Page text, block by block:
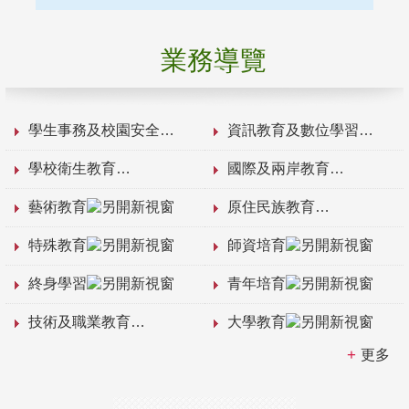
業務導覽
學生事務及校園安全 資訊教育及數位學習
學校衛生教育 國際及兩岸教育
藝術教育 原住民族教育
特殊教育 師資培育
終身學習 青年培育
技術及職業教育 大學教育
更多